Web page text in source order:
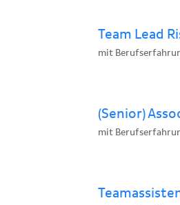
Team Lead
mit
(Senior)
mit